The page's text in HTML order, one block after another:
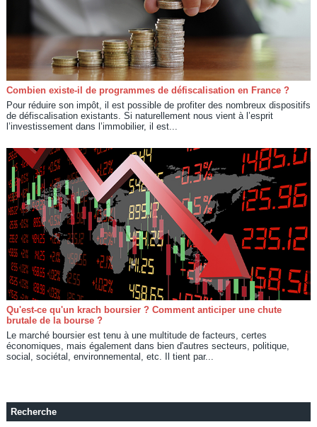
Combien existe-il de programmes de défiscalisation en France ?
Pour réduire son impôt, il est possible de profiter des nombreux dispositifs
de défiscalisation existants. Si naturellement nous vient à l’esprit
l’investissement dans l’immobilier, il est...
Qu'est-ce qu'un krach boursier ? Comment anticiper une chute
brutale de la bourse ?
Le marché boursier est tenu à une multitude de facteurs, certes
économiques, mais également dans bien d'autres secteurs, politique,
social, sociétal, environnemental, etc. Il tient par...
Recherche